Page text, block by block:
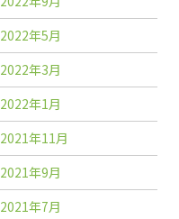
2022年5月
2022年3月
2022年1月
2021年11月
2021年9月
2021年7月